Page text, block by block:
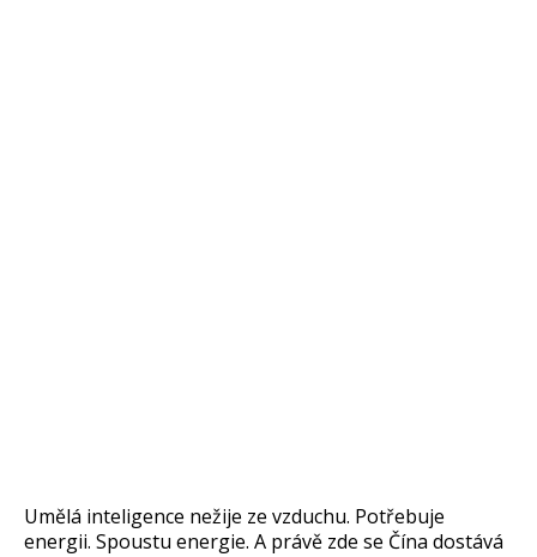
Umělá inteligence nežije ze vzduchu. Potřebuje
energii. Spoustu energie. A právě zde se Čína dostává